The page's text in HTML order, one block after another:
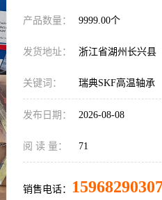
产品数量： 9999.00个
发货地址： 浙江省湖州长兴县
关键词： 瑞典SKF高温轴承
发布日期： 2026-08-08
阅 读 量： 71
销售电话：